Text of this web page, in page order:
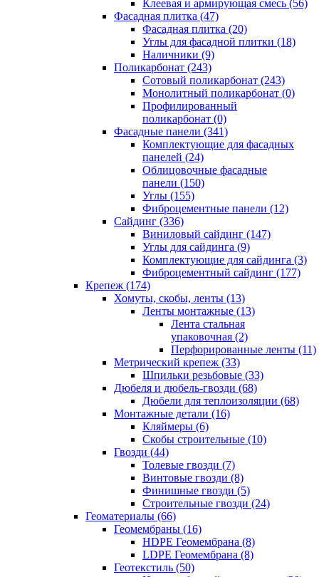
Клеевая и армирующая смесь (56)
Фасадная плитка (47)
Фасадная плитка (20)
Углы для фасадной плитки (18)
Наличники (9)
Поликарбонат (243)
Сотовый поликарбонат (243)
Монолитный поликарбонат (0)
Профилированный
поликарбонат (0)
Фасадные панели (341)
Комплектующие для фасадных
панелей (24)
Облицовочные фасадные
панели (150)
Углы (155)
Фиброцементные панели (12)
Сайдинг (336)
Виниловый сайдинг (147)
Углы для сайдинга (9)
Комплектующие для сайдинга (3)
Фиброцементный сайдинг (177)
Крепеж (174)
Хомуты, скобы, ленты (13)
Ленты монтажные (13)
Лента стальная
упаковочная (2)
Перфорированные ленты (11)
Метрический крепеж (33)
Шпильки резьбовые (33)
Дюбеля и дюбель-гвозди (68)
Дюбели для теплоизоляции (68)
Монтажные детали (16)
Кляймеры (6)
Скобы строительные (10)
Гвозди (44)
Толевые гвозди (7)
Винтовые гвозди (8)
Финишные гвозди (5)
Строительные гвозди (24)
Геоматериалы (66)
Геомембраны (16)
HDPE Геомембрана (8)
LDPE Геомембрана (8)
Геотекстиль (50)